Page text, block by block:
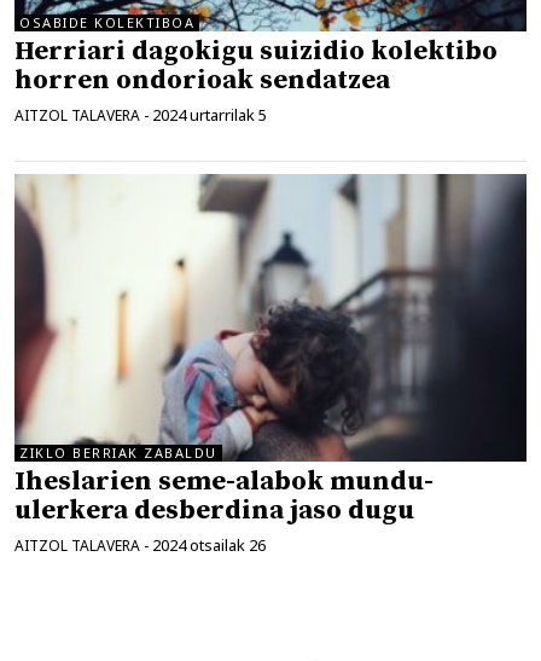
OSABIDE KOLEKTIBOA
Herriari dagokigu suizidio kolektibo
horren ondorioak sendatzea
AITZOL TALAVERA - 2024 urtarrilak 5
ZIKLO BERRIAK ZABALDU
Iheslarien seme-alabok mundu-
ulerkera desberdina jaso dugu
AITZOL TALAVERA - 2024 otsailak 26